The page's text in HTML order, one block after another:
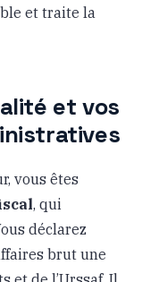
et traite la
et vos
vous êtes
, qui
déclarez
brut une